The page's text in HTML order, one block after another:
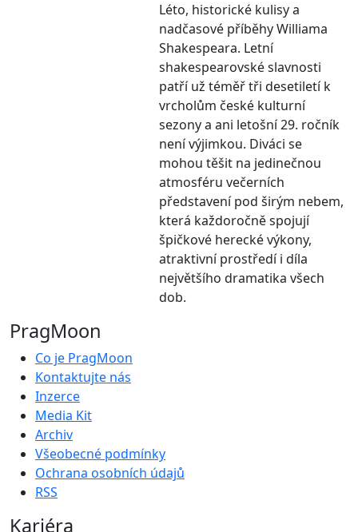
Léto, historické kulisy a
nadčasové příběhy Williama
Shakespeara. Letní
shakespearovské slavnosti
patří už téměř tři desetiletí k
vrcholům české kulturní
sezony a ani letošní 29. ročník
není výjimkou. Diváci se
mohou těšit na jedinečnou
atmosféru večerních
představení pod širým nebem,
která každoročně spojují
špičkové herecké výkony,
atraktivní prostředí i díla
největšího dramatika všech
dob.
PragMoon
Co je PragMoon
Kontaktujte nás
Inzerce
Media Kit
Archiv
Všeobecné podmínky
Ochrana osobních údajů
RSS
Kariéra